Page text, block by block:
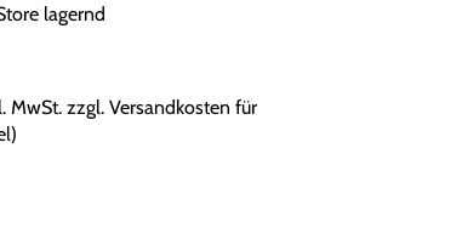
lagernd
MwSt. zzgl. Versandkosten für
)